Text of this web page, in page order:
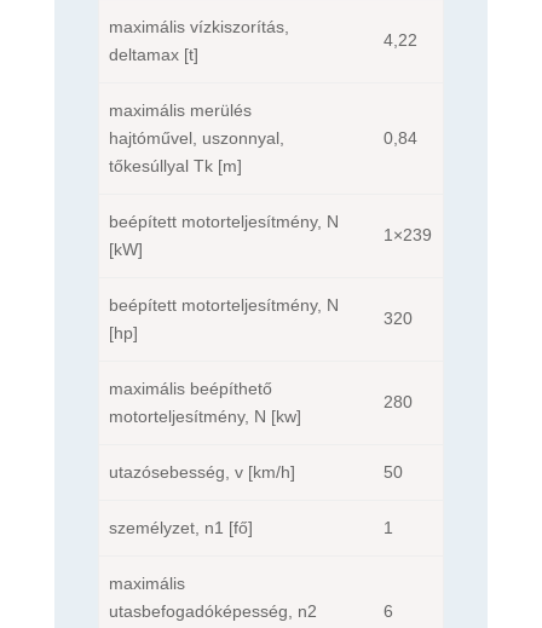
maximális vízkiszorítás,
deltamax [t]
4,22
maximális merülés
hajtóművel, uszonnyal,
tőkesúllyal Tk [m]
0,84
beépített motorteljesítmény, N
[kW]
1×239
beépített motorteljesítmény, N
[hp]
320
maximális beépíthető
motorteljesítmény, N [kw]
280
utazósebesség, v [km/h] 50
személyzet, n1 [fő] 1
maximális
utasbefogadóképesség, n2
6